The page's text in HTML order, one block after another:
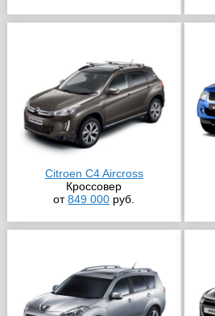
Citroen C4 Aircross
Кроссовер
от849 000 руб.